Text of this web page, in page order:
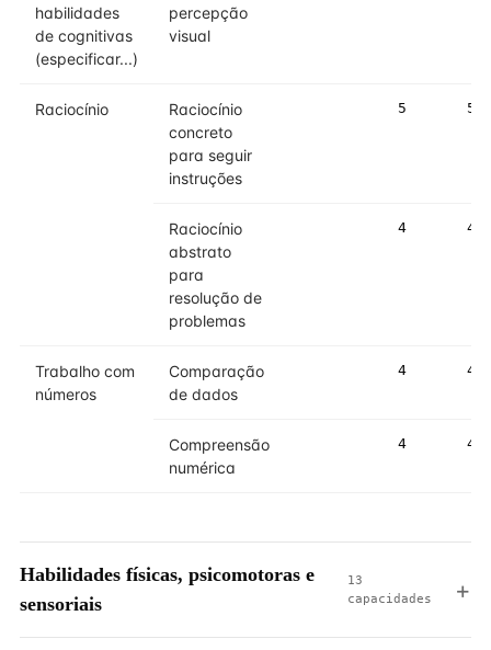
habilidades
de cognitivas
(especificar...)
percepção
visual
Raciocínio
Raciocínio
concreto
para seguir
instruções
5 5
Raciocínio
abstrato
para
resolução de
problemas
4 4
Trabalho com
números
Comparação
de dados
4 4
Compreensão
numérica
4 4
Habilidades físicas, psicomotoras e
sensoriais
13
capacidades